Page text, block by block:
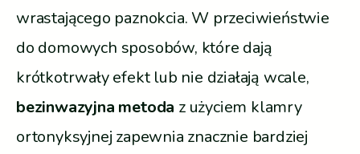
wrastającego paznokcia. W przeciwieństwie
do domowych sposobów, które dają
krótkotrwały efekt lub nie działają wcale,
bezinwazyjna metoda z użyciem klamry
ortonyksyjnej zapewnia znacznie bardziej